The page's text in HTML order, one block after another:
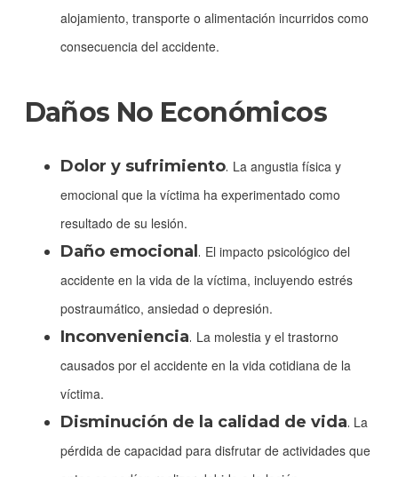
alojamiento, transporte o alimentación incurridos como
consecuencia del accidente.
Daños No Económicos
Dolor y sufrimiento. La angustia física y
emocional que la víctima ha experimentado como
resultado de su lesión.
Daño emocional . El impacto psicológico del
accidente en la vida de la víctima, incluyendo estrés
postraumático, ansiedad o depresión.
Inconveniencia. La molestia y el trastorno
causados por el accidente en la vida cotidiana de la
víctima.
Disminución de la calidad de vida. La
pérdida de capacidad para disfrutar de actividades que